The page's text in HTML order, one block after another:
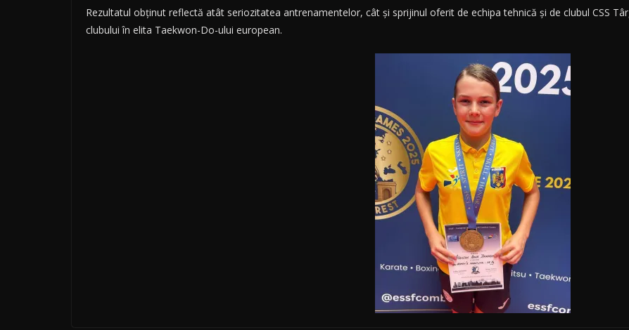
Rezultatul obținut reflectă atât seriozitatea antrenamentelor, cât și sprijinul oferit de echipa tehnică și de clubul CSS
clubului în elita Taekwon-Do-ului european.